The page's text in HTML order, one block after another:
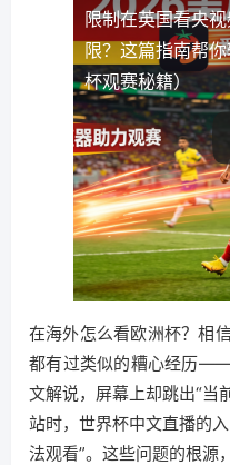
限制在英国看央
限？这篇指南帮
杯观赛秘籍）
在海外怎么看欧洲杯？相
都有过类似的糟心经历
文解说，屏幕上却跳出“当
站时，世界杯中文直播的
法观看”。这些问题的根源